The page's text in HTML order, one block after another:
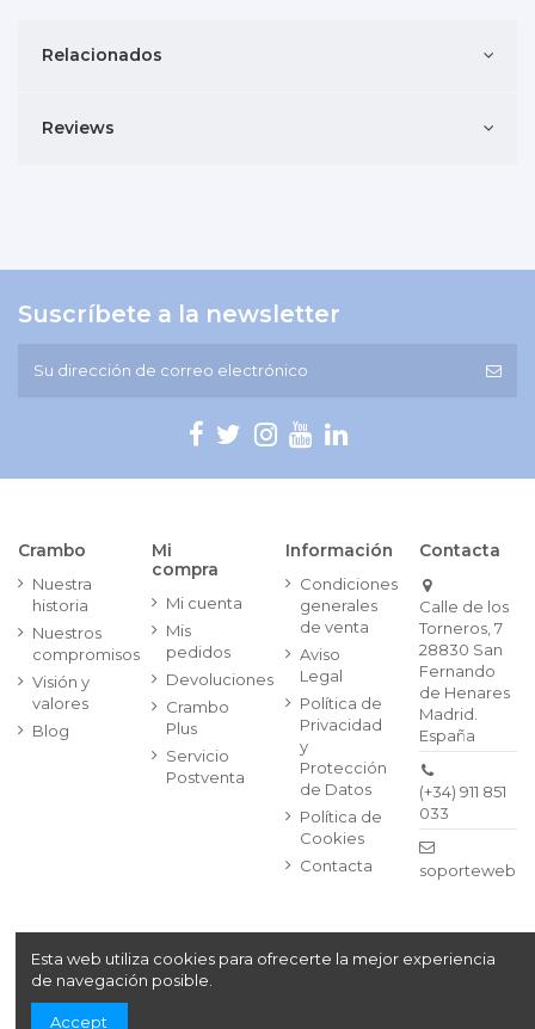
Relacionados
Reviews
Suscríbete a la newsletter
Crambo
Nuestra
historia
Nuestros
compromisos
Visión y
valores
Blog
Mi
compra
Mi cuenta
Mis
pedidos
Devoluciones
Crambo
Plus
Servicio
Postventa
Información
Condiciones
generales
de venta
Aviso
Legal
Política de
Privacidad
y
Protección
de Datos
Política de
Cookies
Contacta
Contacta
Calle de los
Torneros, 7
28830 San
Fernando
de Henares
Madrid.
España
(+34) 911 851
033
Copyright© 2024Crambo, S.A. Av. de la Vía Láctea, 1,
Segunda Planta, | 28830 San Fernando de Henares,
Esta web utiliza cookies para ofrecerte la mejor experiencia
de navegación posible.
Accept